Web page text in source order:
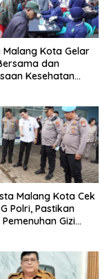
Malang Kota Gelar
dan
Kesehatan
Malang Kota Cek
Polri, Pastikan
Gizi